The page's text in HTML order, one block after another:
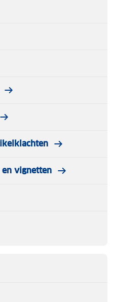
en zorgt voor
vignetten